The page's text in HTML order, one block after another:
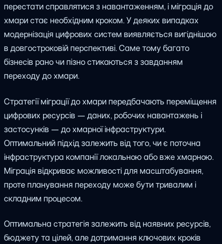
перестати справлятися з навантаженням, і міграція до
хмари стає необхідним кроком. У деяких випадках
модернізація цифрових систем виявляється вигіднішою
в довгостроковій перспективі. Саме тому багато
бізнесів рано чи пізно стикаються з завданням
переходу до хмари.
Стратегії міграції до хмари передбачають переміщення
цифрових ресурсів — даних, робочих навантажень і
застосунків — до хмарної інфраструктури.
Оптимальний підхід залежить від того, чи є поточна
інфраструктура компанії локальною або вже хмарною.
Міграція відкриває можливості для масштабування,
проте планування переходу може бути тривалим і
складним процесом.
Оптимальна стратегія залежить від наявних ресурсів,
бюджету та цілей, але дотримання ключових кроків